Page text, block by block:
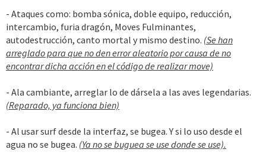
- Ataques como: bomba sónica, doble equipo, reducción,
intercambio, furia dragón, Moves Fulminantes,
autodestrucción, canto mortal y mismo destino. (Se han
arreglado para que no den error aleatorio por causa de no
encontrar dicha acción en el código de realizar move)
- Ala cambiante, arreglar lo de dársela a las aves legendarias.
(Reparado, ya funciona bien)
- Al usar surf desde la interfaz, se bugea. Y si lo uso desde el
agua no se bugea. (Ya no se buguea se use donde se use).